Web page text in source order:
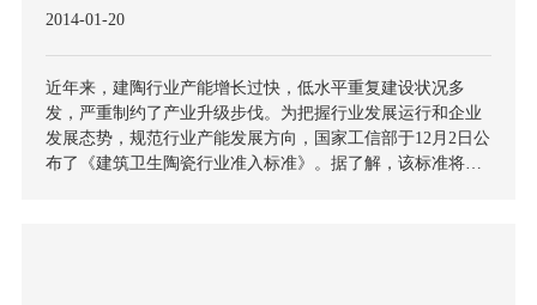
2014-01-20
近年来，建陶行业产能增长过快，低水平重复建设状况多
发，严重制约了产业升级步伐。为把握行业发展运行和企业
发展态势，规范行业产能发展方向，国家工信部于12月2日公
布了《建筑卫生陶瓷行业准入标准》。据了解，该标准将在2